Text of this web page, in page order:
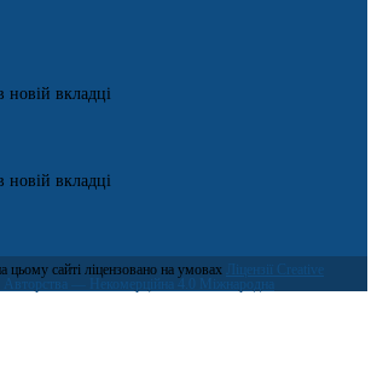
новій вкладці
новій вкладці
цьому сайті ліцензовано на умовах
Ліцензії Creative
Авторства — Некомерційна 4.0 Міжнародна